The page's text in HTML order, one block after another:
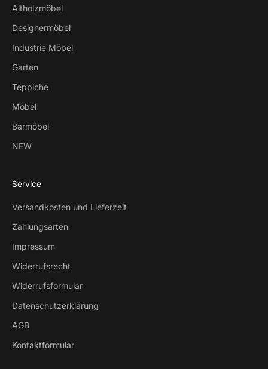
Altholzmöbel
Designermöbel
Industrie Möbel
Garten
Teppiche
Möbel
Barmöbel
NEW
Service
Versandkosten und Lieferzeit
Zahlungsarten
Impressum
Widerrufsrecht
Widerrufsformular
Datenschutzerklärung
AGB
Kontaktformular